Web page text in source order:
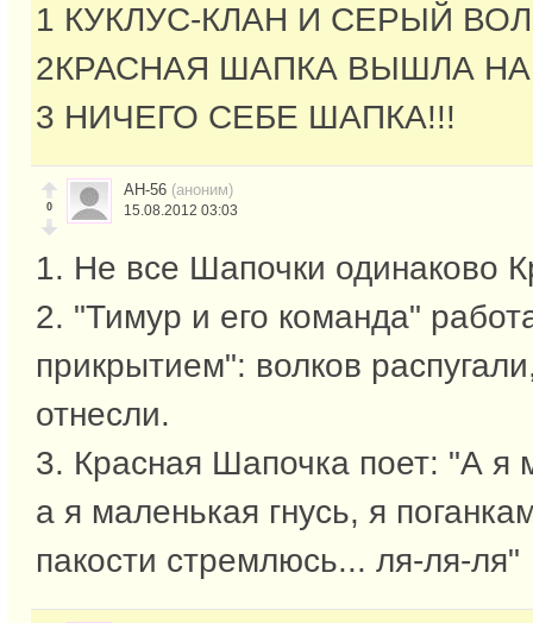
1 КУКЛУС-КЛАН И СЕРЫЙ
2КРАСНАЯ ШАПКА ВЫШЛА
3 НИЧЕГО СЕБЕ ШАПКА!!!
0
АН-56 (аноним)
15.08.2012 03:03
1. Не все Шапочки одинаково
2. "Тимур и его команда"
прикрытием": волков
отнесли.
3. Красная Шапочка поет: "А я
а я маленькая гнусь, я
пакости стремлюсь... ля-ля-ля"